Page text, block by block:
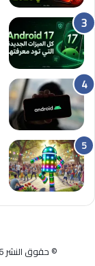
© حقوق النشر 2026، جميع الحقوق محفوظة | سوالف اندرويد